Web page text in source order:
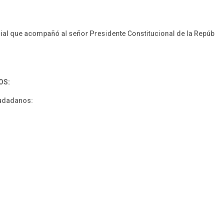
que acompañó al señor Presidente Constitucional de la